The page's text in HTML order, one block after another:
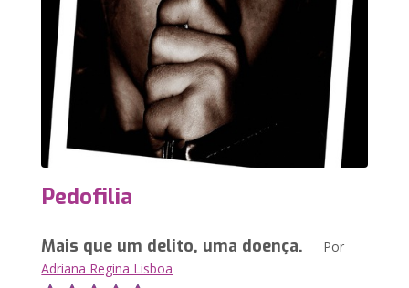
Pedofilia
Mais que um delito, uma doença. Por
Adriana Regina Lisboa